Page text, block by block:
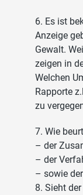
6. Es ist
Anzeige
Gewalt.
zeigen in
Welchen
Rapporte
zu
7. Wie
– der
– der
– sowie
8. Sieht